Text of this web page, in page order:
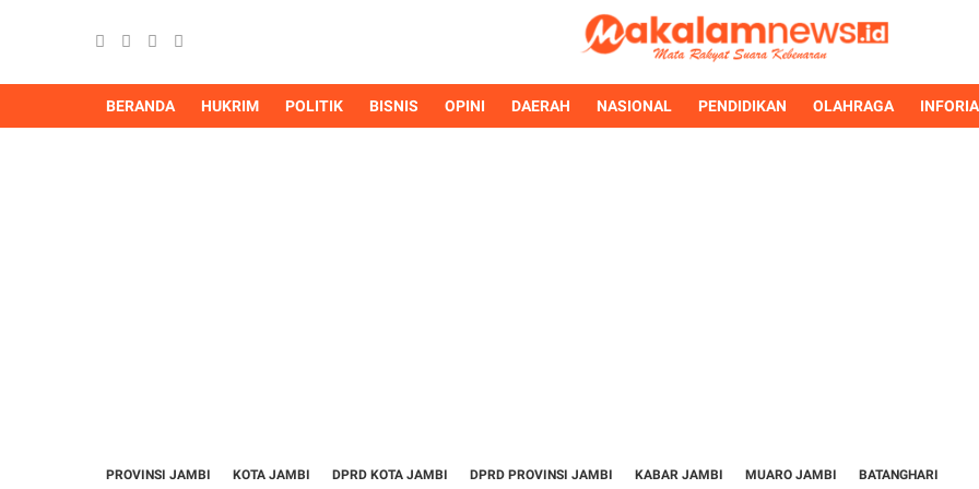
BERANDA HUKRIM POLITIK BISNIS OPINI DAERAH NASIONAL PENDIDIKAN OLAHRAGA
PROVINSI JAMBI KOTA JAMBI DPRD KOTA JAMBI DPRD PROVINSI JAMBI KABAR JAMBI MUARO JAMBI BATANGHARI